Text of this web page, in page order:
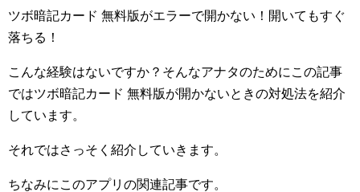
ツボ暗記カード 無料版がエラーで開かない！開いてもすぐ
落ちる！
こんな経験はないですか？そんなアナタのためにこの記事
ではツボ暗記カード 無料版が開かないときの対処法を紹介
しています。
それではさっそく紹介していきます。
ちなみにこのアプリの関連記事です。